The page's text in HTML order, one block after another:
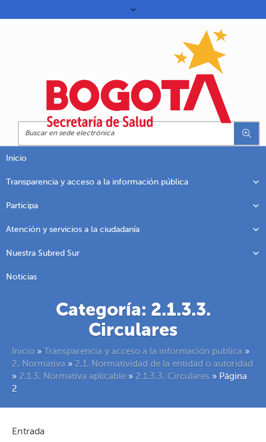
Inicio
Transparencia y acceso a la información pública
Participa
Atención y servicios a la ciudadanía
Nuestra Subred Sur
Noticias
Categoría: 2.1.3.3.
Circulares
Inicio » Transparencia y acceso a la información publica »
2. Normativa » 2.1. Normatividad de la entidad o autoridad
» 2.1.3. Normativa aplicable » 2.1.3.3. Circulares » Página
2
Entrada